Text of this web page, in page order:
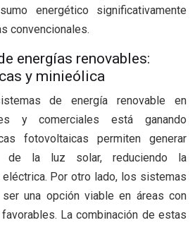
energético significativamente
convencionales.
energías renovables:
y minieólica
de energía renovable en
y comerciales está ganando
fotovoltaicas permiten generar
de la luz solar, reduciendo la
Por otro lado, los sistemas
una opción viable en áreas con
La combinación de estas